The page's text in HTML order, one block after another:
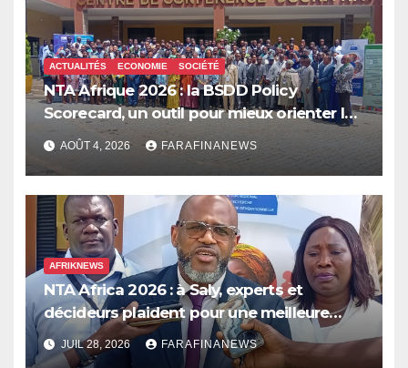
ACTUALITÉS ECONOMIE SOCIÉTÉ
NTA Afrique 2026 : la BSDD Policy
Scorecard, un outil pour mieux orienter les
dépenses publiques
AOÛT 4, 2026 FARAFINANEWS
AFRIKNEWS
NTA Africa 2026 : à Saly, experts et
décideurs plaident pour une meilleure
prise en compte de l’économie des soins
en Afrique
JUIL 28, 2026 FARAFINANEWS